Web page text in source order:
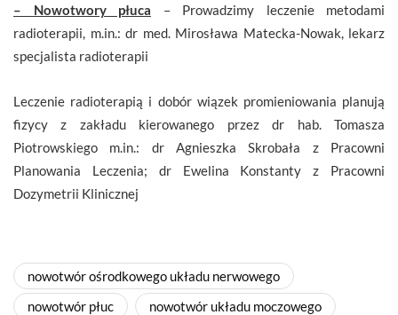
– Nowotwory płuca – Prowadzimy leczenie metodami
radioterapii, m.in.: dr med. Mirosława Matecka-Nowak, lekarz
specjalista radioterapii
Leczenie radioterapią i dobór wiązek promieniowania planują
fizycy z zakładu kierowanego przez dr hab. Tomasza
Piotrowskiego m.in.: dr Agnieszka Skrobała z Pracowni
Planowania Leczenia; dr Ewelina Konstanty z Pracowni
Dozymetrii Klinicznej
nowotwór ośrodkowego układu nerwowego
nowotwór płuc
nowotwór układu moczowego